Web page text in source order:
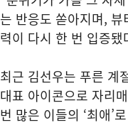
는 반응도 쏟아지며,
력이 다시 한 번 입증됐
최근 김선우는 푸른 계
대표 아이콘으로 자리
번 많은 이들의 ‘최애’